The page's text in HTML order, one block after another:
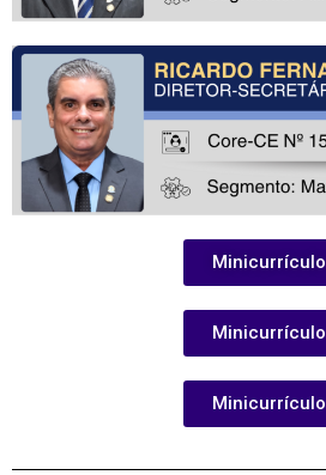
Minicurrículo
Minicurrículo
Minicurrículo